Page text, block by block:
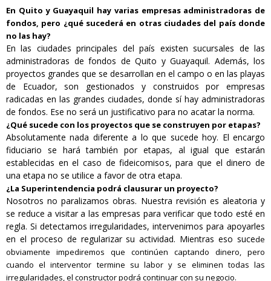
En Quito y Guayaquil hay varias empresas administradoras de
fondos, pero ¿qué sucederá en otras ciudades del país donde
no las hay?
En las ciudades principales del país existen sucursales de las
administradoras de fondos de Quito y Guayaquil. Además, los
proyectos grandes que se desarrollan en el campo o en las playas
de Ecuador, son gestionados y construidos por empresas
radicadas en las grandes ciudades, donde sí hay administradoras
de fondos. Ese no será un justificativo para no acatar la norma.
¿Qué sucede con los proyectos que se construyen por etapas?
Absolutamente nada diferente a lo que sucede hoy. El encargo
fiduciario se hará también por etapas, al igual que estarán
establecidas en el caso de fideicomisos, para que el dinero de
una etapa no se utilice a favor de otra etapa.
¿La Superintendencia podrá clausurar un proyecto?
Nosotros no paralizamos obras. Nuestra revisión es aleatoria y
se reduce a visitar a las empresas para verificar que todo esté en
regla. Si detectamos irregularidades, intervenimos para apoyarles
en el proceso de regularizar su actividad. Mientras eso sucede
obviamente impediremos que continúen captando dinero, pero
cuando el interventor termine su labor y se eliminen todas las
irregularidades, el constructor podrá continuar con su negocio.